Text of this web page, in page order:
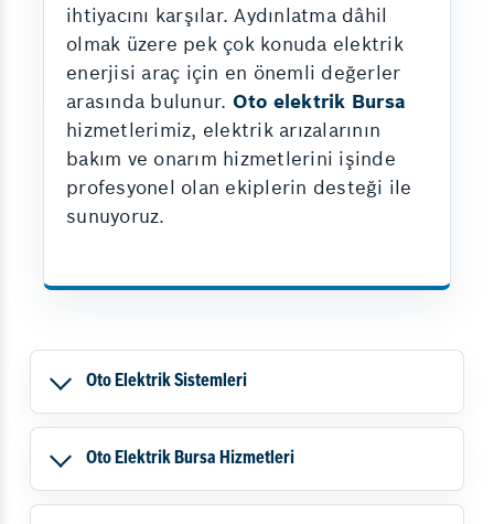
ihtiyacını karşılar. Aydınlatma dâhil
olmak üzere pek çok konuda elektrik
enerjisi araç için en önemli değerler
arasında bulunur. Oto elektrik Bursa
hizmetlerimiz, elektrik arızalarının
bakım ve onarım hizmetlerini işinde
profesyonel olan ekiplerin desteği ile
sunuyoruz.
Oto Elektrik Sistemleri
Oto Elektrik Bursa Hizmetleri